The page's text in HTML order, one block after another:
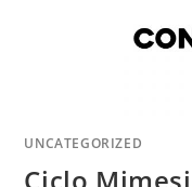
UNCATEGORIZED